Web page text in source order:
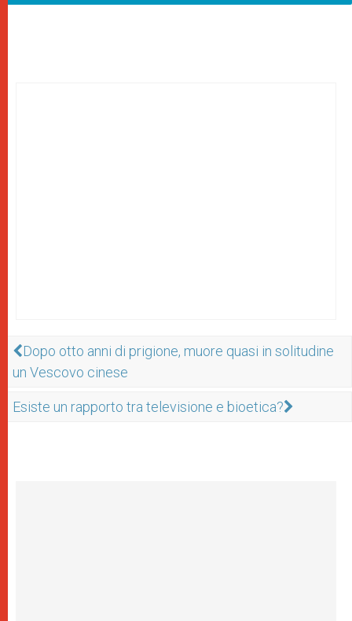
Dopo otto anni di prigione, muore quasi in solitudine
un Vescovo cinese
Esiste un rapporto tra televisione e bioetica?